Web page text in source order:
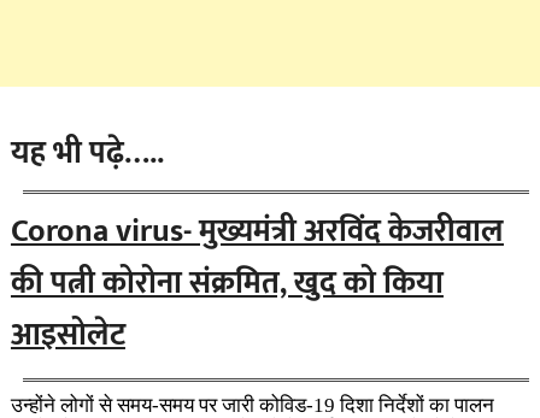
यह भी पढ़े…..
Corona virus- मुख्यमंत्री अरविंद केजरीवाल
की पत्नी कोरोना संक्रमित, खुद को किया
आइसोलेट
उन्होंने लोगों से समय-समय पर जारी कोविड-19 दिशा निर्देशों का पालन